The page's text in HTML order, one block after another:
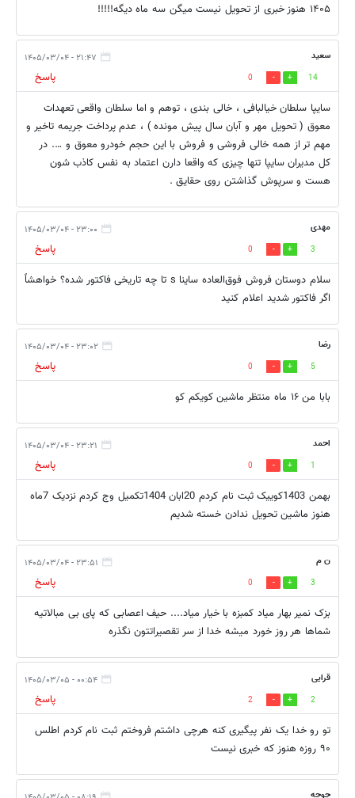
۱۴۰۵ هنوز خبری از تحویل نیست میگن سه ماه دیگه!!!!!
سعید ۲۱:۴۷ - ۱۴۰۵/۰۳/۰۴
14
0
پاسخ
سایپا سلطان خیالبافی ، خالی بندی ، توهم و اما سلطان واقعی تعهدات
معوق ( تحویل مهر و آبان سال پیش مونده ) ، عدم پرداخت جریمه تاخیر و
مهم تر از همه خالی فروشی و فروش با این حجم خودرو معوق و …. در
کل مدیران سایپا تنها چیزی که واقعا دارن اعتماد به نفس کاذب شون
هست و سرپوش گذاشتن روی حقایق .
مهدی ۲۳:۰۰ - ۱۴۰۵/۰۳/۰۴
3
0
پاسخ
سلام دوستان فروش فوق‌العاده ساینا s تا چه تاریخی فاکتور شده؟ خواهشاً
اگر فاکتور شدید اعلام کنید
رضا ۲۳:۰۲ - ۱۴۰۵/۰۳/۰۴
5
0
پاسخ
بابا من ۱۶ ماه منتظر ماشین کویکم کو
احمد ۲۳:۲۱ - ۱۴۰۵/۰۳/۰۴
1
0
پاسخ
بهمن 1403کوییک ثبت نام کردم 20ابان 1404تکمیل وج کردم نزدیک 7ماه
هنوز ماشین تحویل ندادن خسته شدیم
ن م ۲۳:۵۱ - ۱۴۰۵/۰۳/۰۴
3
0
پاسخ
بزک نمیر بهار میاد کمبزه با خیار میاد.... حیف اعصابی که پای بی مبالاتیه
شماها هر روز خورد میشه خدا از سر تقصیراتتون نگذره
قرایی ۰۰:۵۴ - ۱۴۰۵/۰۳/۰۵
2
2
پاسخ
تو رو خدا یک نفر پیگیری کنه هرچی داشتم فروختم ثبت نام کردم اطلس
۹۰ روزه هنوز که خبری نیست
جوجه